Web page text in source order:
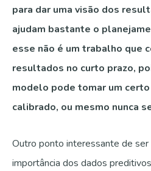
para dar uma visão dos
ajudam bastante o
esse não é um trabalho que
resultados no curto prazo,
modelo pode tomar um
calibrado, ou mesmo nunca
Outro ponto interessante de
importância dos dados